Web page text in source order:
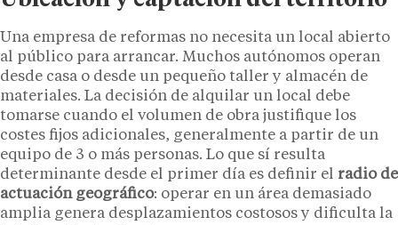
Una empresa de reformas no necesita un local abierto
al público para arrancar. Muchos autónomos operan
desde casa o desde un pequeño taller y almacén de
materiales. La decisión de alquilar un local debe
tomarse cuando el volumen de obra justifique los
costes fijos adicionales, generalmente a partir de un
equipo de 3 o más personas. Lo que sí resulta
determinante desde el primer día es definir el radio de
actuación geográfico: operar en un área demasiado
amplia genera desplazamientos costosos y dificulta la